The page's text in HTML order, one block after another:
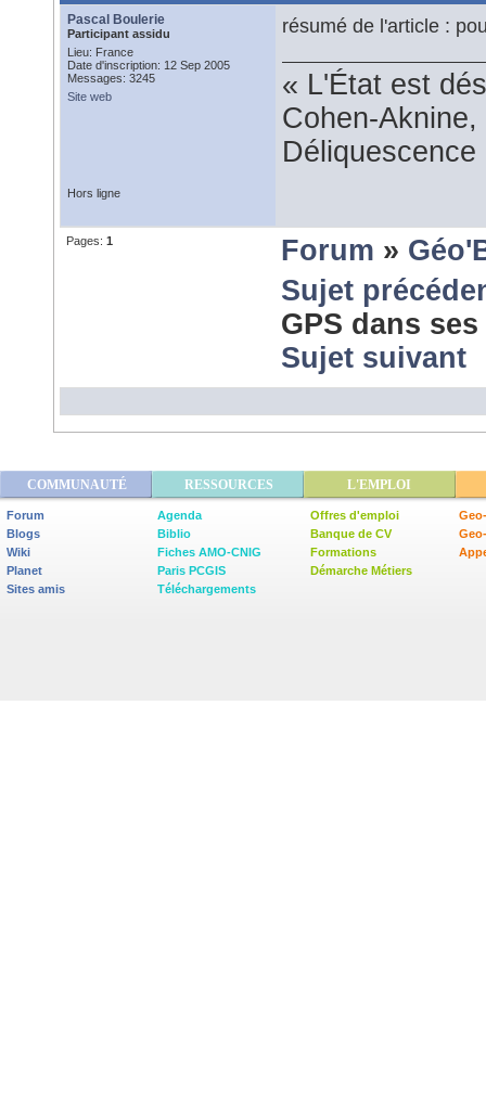
Pascal Boulerie
Participant assidu
Lieu: France
Date d'inscription: 12 Sep 2005
Messages: 3245
Site web
résumé de l'article :
« L'État est
Cohen-
Hors ligne
Pages: 1 Forum »
Sujet
GPS dans
Sujet suivant
COMMUNAUTÉ RESSOURCES L'EMPLOI
Forum
Blogs
Wiki
Planet
Sites amis
Agenda
Biblio
Fiches AMO-CNIG
Paris PCGIS
Téléchargements
Offres d'emploi
Banque de CV
Formations
Démarche Métiers